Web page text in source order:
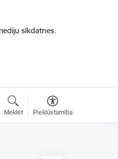
sīkdatnes.
Meklēt Piekļūstamība